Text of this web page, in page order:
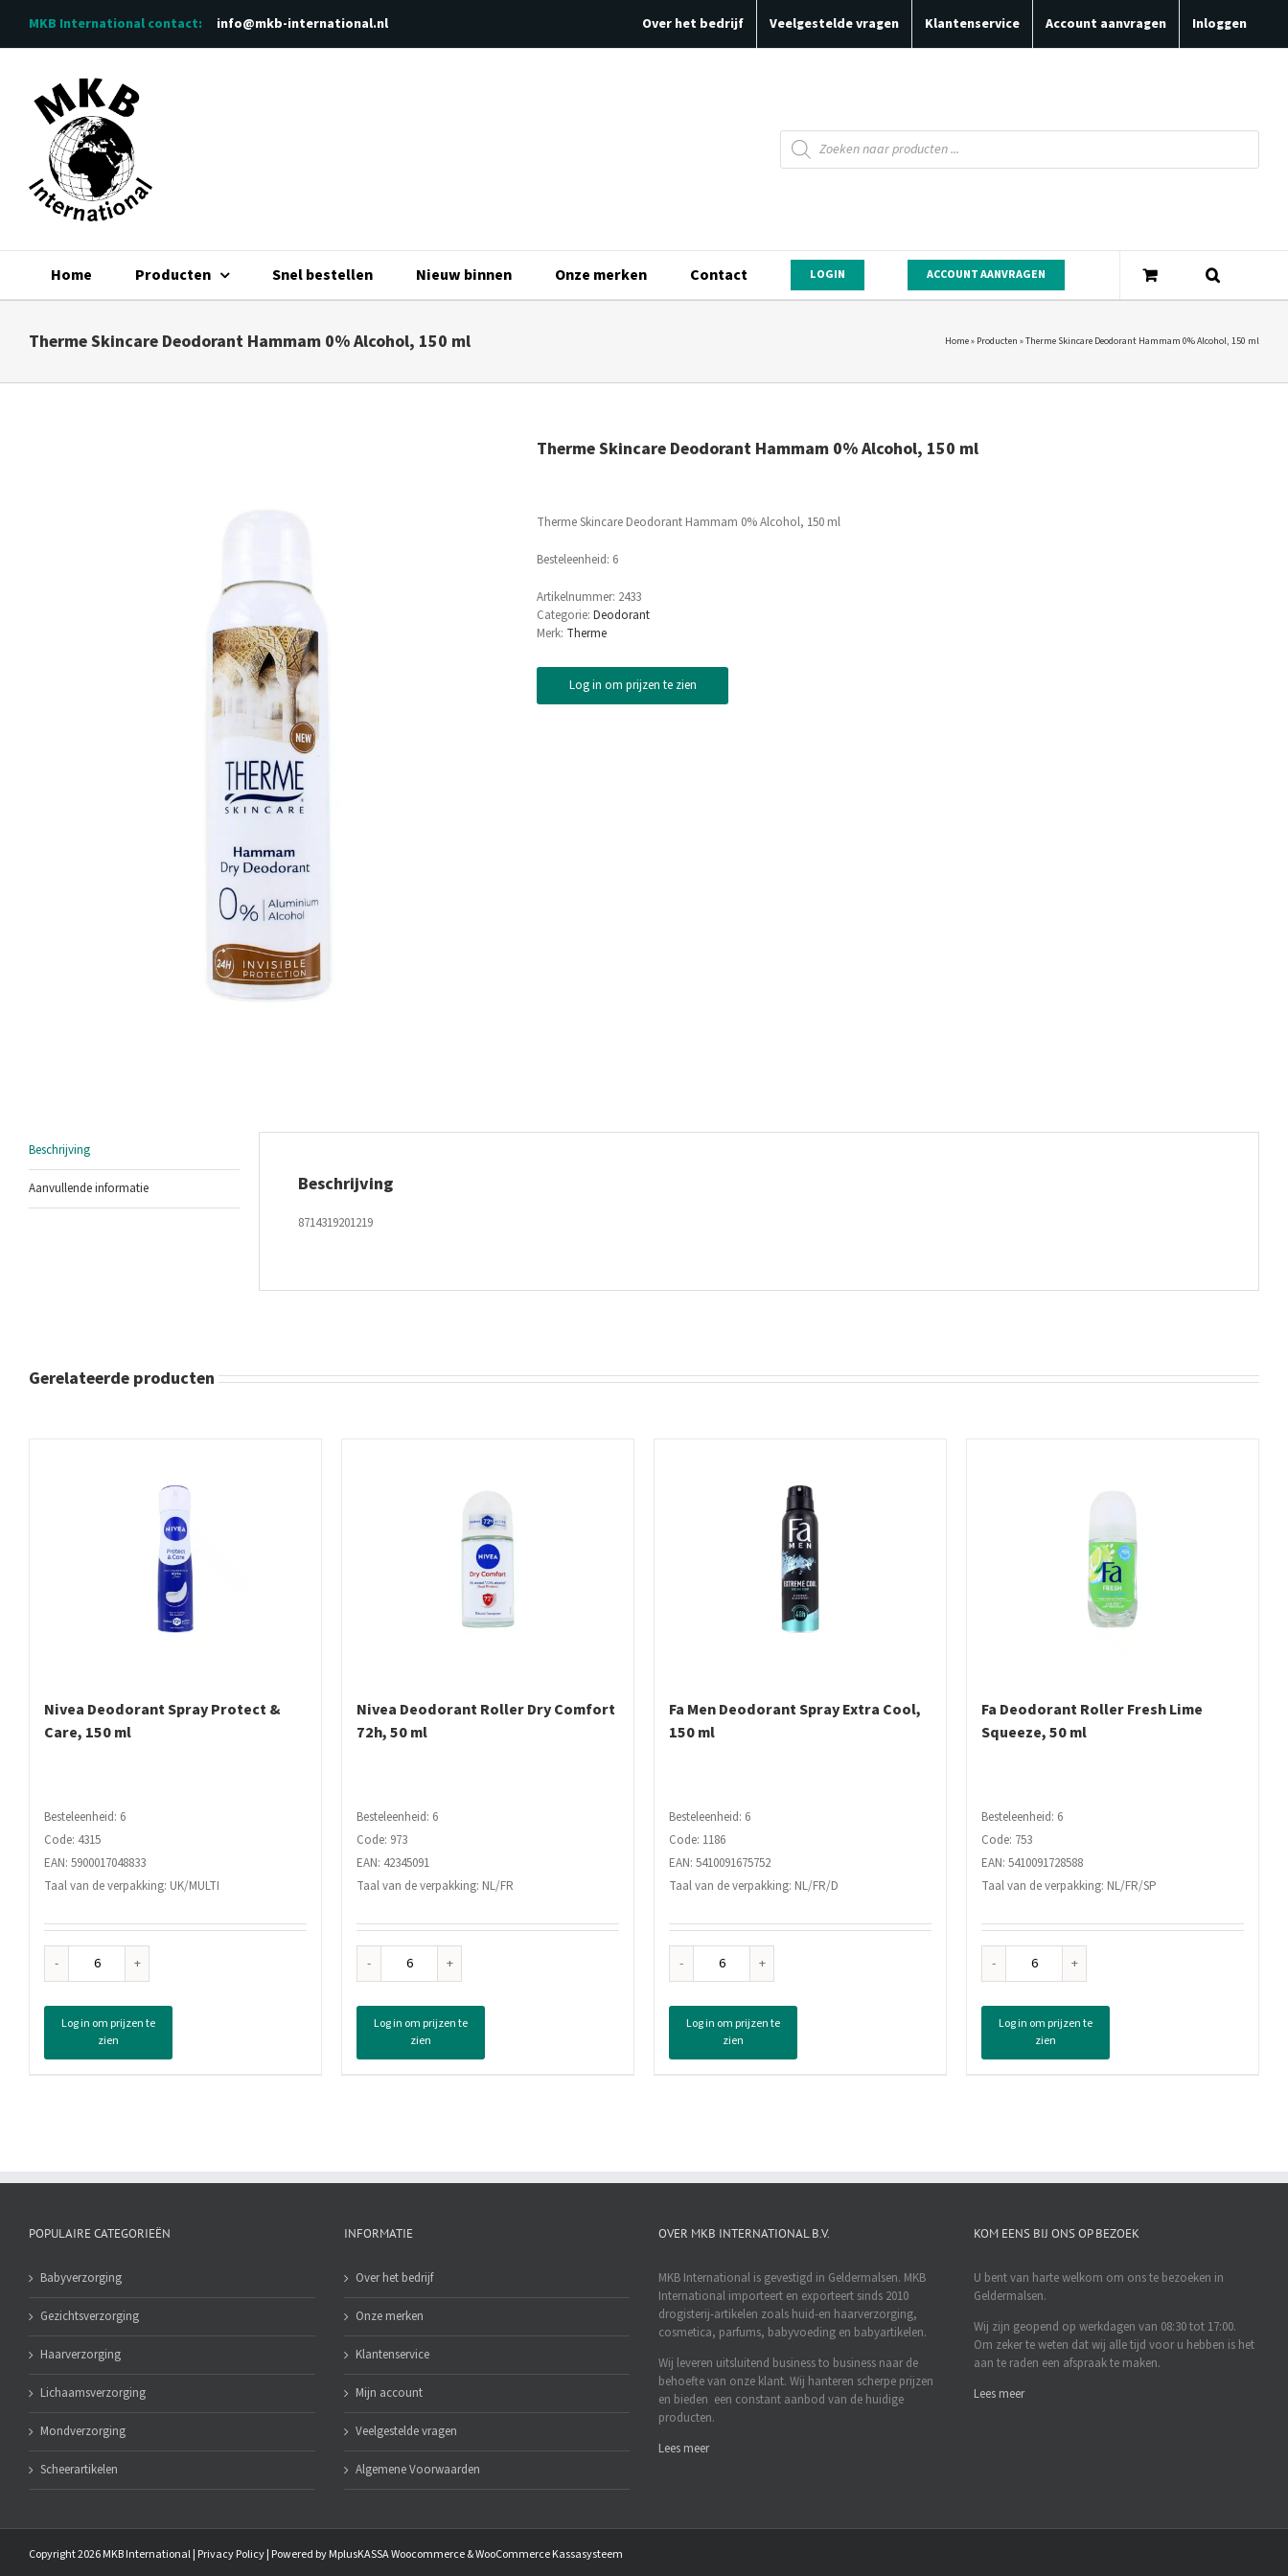
inhoud
MKB International contact: info@mkb-international.nl Over het bedrijf Veelgestelde vragen Klantenservice Account aanvragen Inloggen
Producten
zoeken
Home Producten Snel bestellen Nieuw binnen Onze merken Contact LOGIN ACCOUNT AANVRAGEN
Therme Skincare Deodorant Hammam 0% Alcohol, 150 ml Home» Producten »Therme Skincare Deodorant Hammam 0% Alcohol, 150 ml
Therme Skincare Deodorant Hammam 0% Alcohol, 150 ml
Therme Skincare Deodorant Hammam 0% Alcohol, 150 ml
Besteleenheid: 6
Artikelnummer: 2433
Categorie: Deodorant
Merk: Therme
Log in om prijzen te zien
Beschrijving
Aanvullende informatie Beschrijving
8714319201219
Gerelateerde producten
Nivea Deodorant Spray Protect &
Care, 150 ml
Besteleenheid: 6
Code: 4315
EAN: 5900017048833
Taal van de verpakking: UK/MULTI
Nivea
Spray
Protect
&
Care,
Log in om prijzen te
zien
Nivea Deodorant Roller Dry Comfort
72h, 50 ml
Besteleenheid: 6
Code: 973
EAN: 42345091
Taal van de verpakking: NL/FR
Nivea
Roller
Dry
Comfort
72h,
Log in om prijzen te
zien
Fa Men Deodorant Spray Extra Cool,
150 ml
Besteleenheid: 6
Code: 1186
EAN: 5410091675752
Taal van de verpakking: NL/FR/D
Fa
Deodorant
Spray
Extra
Cool,
Log in om prijzen te
zien
Fa Deodorant Roller Fresh Lime
Squeeze, 50 ml
Besteleenheid: 6
Code: 753
EAN: 5410091728588
Taal van de verpakking: NL/FR/SP
Fa
Roller
Fresh
Lime
Squeeze,
Log in om prijzen te
zien
POPULAIRE CATEGORIEËN
Babyverzorging
Gezichtsverzorging
Haarverzorging
Lichaamsverzorging
Mondverzorging
Scheerartikelen
INFORMATIE
Over het bedrijf
Onze merken
Klantenservice
Mijn account
Veelgestelde vragen
Algemene Voorwaarden
OVER MKB INTERNATIONAL B.V.
MKB International is gevestigd in Geldermalsen. MKB
International importeert en exporteert sinds 2010
drogisterij-artikelen zoals huid-en haarverzorging,
cosmetica, parfums, babyvoeding en babyartikelen.
Wij leveren uitsluitend business to business naar de
behoefte van onze klant. Wij hanteren scherpe prijzen
en bieden een constant aanbod van de huidige
producten.
Lees meer
KOM EENS BIJ ONS OP BEZOEK
U bent van harte welkom om ons te bezoeken in
Geldermalsen.
Wij zijn geopend op werkdagen van 08:30 tot 17:00.
Om zeker te weten dat wij alle tijd voor u hebben is het
aan te raden een afspraak te maken.
Lees meer
Copyright2026 MKB International | Privacy Policy| Powered byMplusKASSA Woocommerce&WooCommerce Kassasysteem